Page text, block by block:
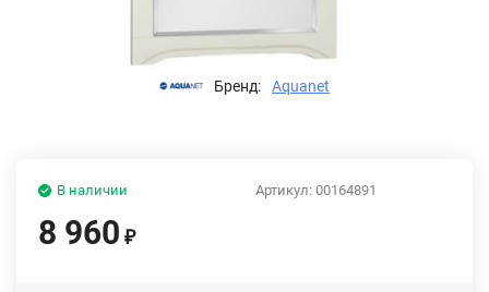
Бренд: Aquanet
Артикул: 00164891
В наличии
8 960 ₽